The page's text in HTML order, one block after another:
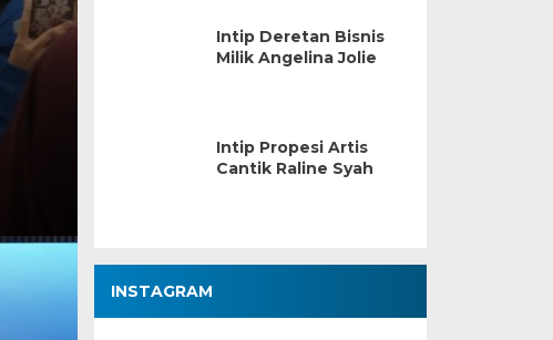
Intip Deretan Bisnis
Milik Angelina Jolie
Intip Propesi Artis
Cantik Raline Syah
INSTAGRAM